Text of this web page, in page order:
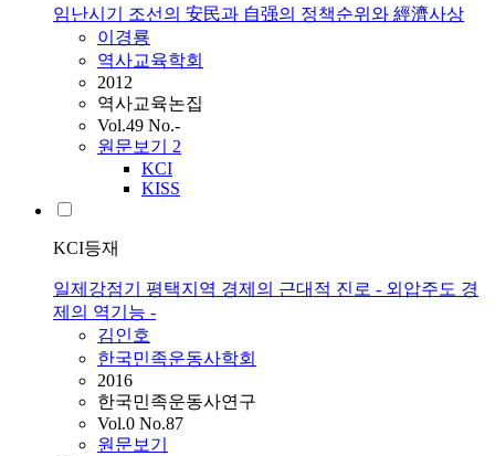
임난시기 조선의 安民과 自强의 정책순위와 經濟사상
이경룡
역사교육학회
2012
역사교육논집
Vol.49 No.-
원문보기 2
KCI
KISS
KCI등재
일제강점기 평택지역 경제의 근대적 진로 - 외압주도 경
제의 역기능 -
김인호
한국민족운동사학회
2016
한국민족운동사연구
Vol.0 No.87
원문보기